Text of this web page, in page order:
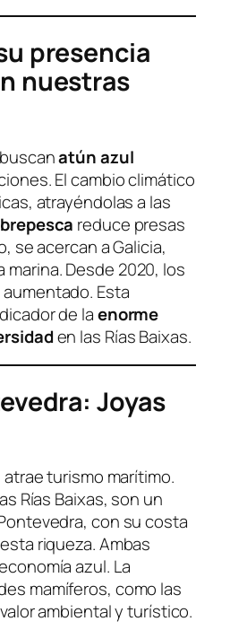
presencia
nuestras
atún azul
El cambio climático
atrayéndolas a las
reduce presas
se acercan a Galicia,
Desde 2020, los
Esta
de laenorme
en las Rías Baixas.
Joyas
turismo marítimo.
Rías Baixas, son un
con su costa
riqueza. Ambas
azul. La
mamíferos, como las
ambiental y turístico.